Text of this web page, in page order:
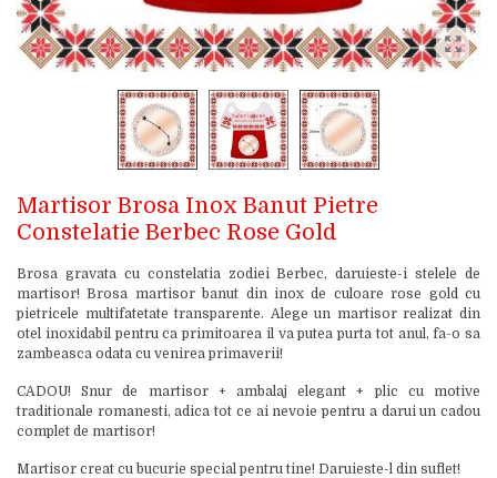
Martisor Brosa Inox Banut Pietre
Constelatie Berbec Rose Gold
Brosa gravata cu constelatia zodiei Berbec, daruieste-i stelele de
martisor! Brosa martisor banut din inox de culoare rose gold cu
pietricele multifatetate transparente. Alege un martisor realizat din
otel inoxidabil pentru ca primitoarea il va putea purta tot anul, fa-o sa
zambeasca odata cu venirea primaverii!
CADOU! Snur de martisor + ambalaj elegant + plic cu motive
traditionale romanesti, adica tot ce ai nevoie pentru a darui un cadou
complet de martisor!
Martisor creat cu bucurie special pentru tine! Daruieste-l din suflet!